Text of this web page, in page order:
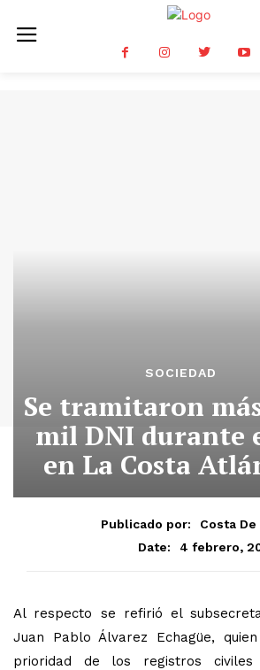
SOCIEDAD
Se tramitaron
mil DNI durante
en La Costa
Publicado por:
Costa
Date:
4 febrero,
Al respecto se refirió el
Juan Pablo Álvarez Echagüe,
prioridad de los registros